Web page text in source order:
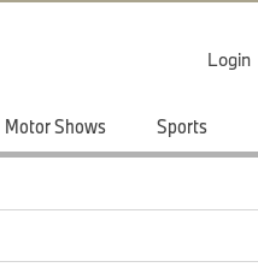
Login
Motor Shows Sports